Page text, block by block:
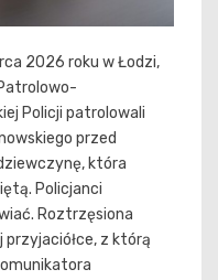
2026 roku w Łodzi,
Policji patrolowali
przed
która
Policjanci
Roztrzęsiona
przyjaciółce, z którą